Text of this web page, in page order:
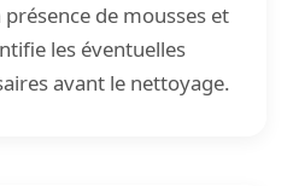
présence de mousses et
les éventuelles
avant le nettoyage.